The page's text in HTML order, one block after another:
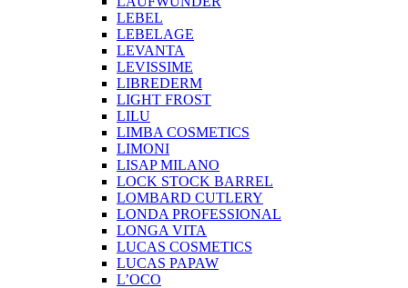
LEBEL
LEBELAGE
LEVANTA
LEVISSIME
LIBREDERM
LIGHT FROST
LILU
LIMBA COSMETICS
LIMONI
LISAP MILANO
LOCK STOCK BARREL
LOMBARD CUTLERY
LONDA PROFESSIONAL
LONGA VITA
LUCAS COSMETICS
LUCAS PAPAW
L’OCO